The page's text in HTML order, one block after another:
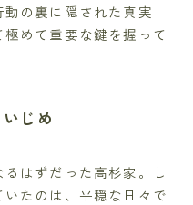
の裏に隠された真実
めて重要な鍵を握って
じめ
はずだった高杉家。し
たのは、平穏な日々で